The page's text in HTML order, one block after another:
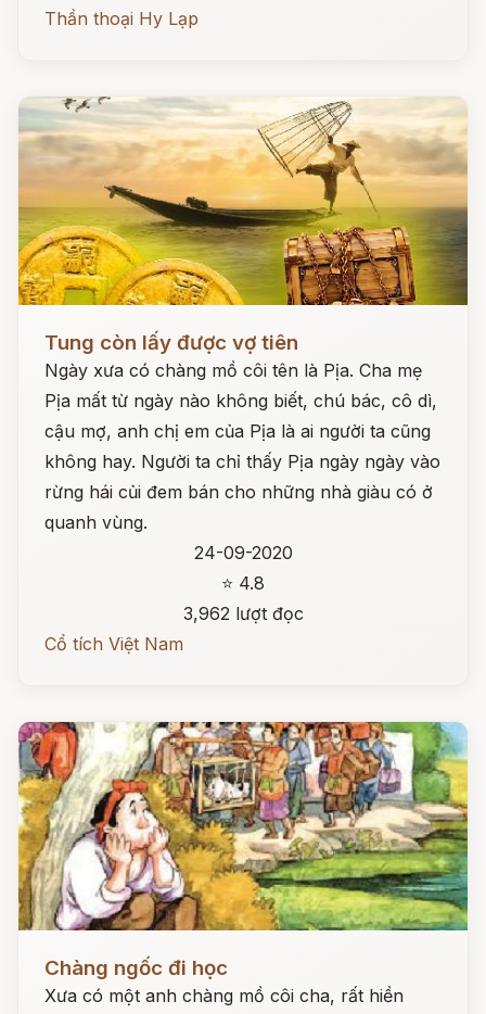
Thần thoại Hy Lạp
Tung còn lấy được vợ tiên
Ngày xưa có chàng mồ côi tên là Pịa. Cha mẹ
Pịa mất từ ngày nào không biết, chú bác, cô dì,
cậu mợ, anh chị em của Pịa là ai người ta cũng
không hay. Người ta chỉ thấy Pịa ngày ngày vào
rừng hái củi đem bán cho những nhà giàu có ở
quanh vùng.
24-09-2020
⭐ 4.8
3,962 lượt đọc
Cổ tích Việt Nam
Chàng ngốc đi học
Xưa có một anh chàng mồ côi cha, rất hiền